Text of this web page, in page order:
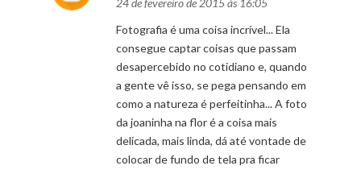
24 de fevereiro de 2015 às 16:05
Fotografia é uma coisa incrível... Ela
consegue captar coisas que passam
desapercebido no cotidiano e, quando
a gente vê isso, se pega pensando em
como a natureza é perfeitinha... A foto
da joaninha na flor é a coisa mais
delicada, mais linda, dá até vontade de
colocar de fundo de tela pra ficar